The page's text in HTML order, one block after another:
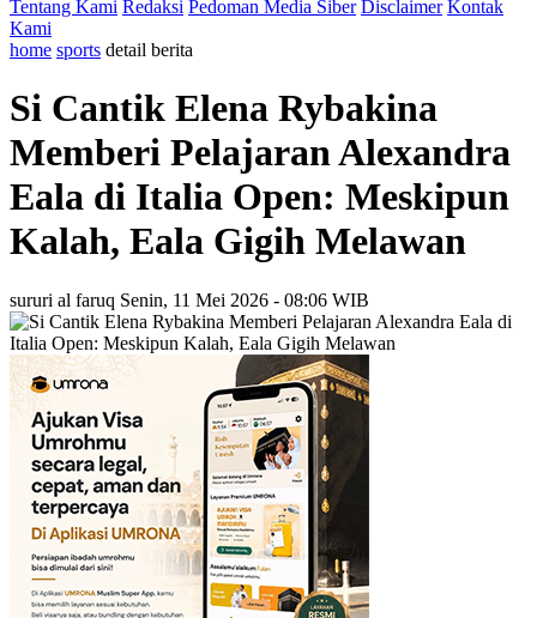
Tentang Kami Redaksi Pedoman Media Siber Disclaimer Kontak
Kami
home sports detail berita
Si Cantik Elena Rybakina
Memberi Pelajaran Alexandra
Eala di Italia Open: Meskipun
Kalah, Eala Gigih Melawan
sururi al faruq Senin, 11 Mei 2026 - 08:06 WIB